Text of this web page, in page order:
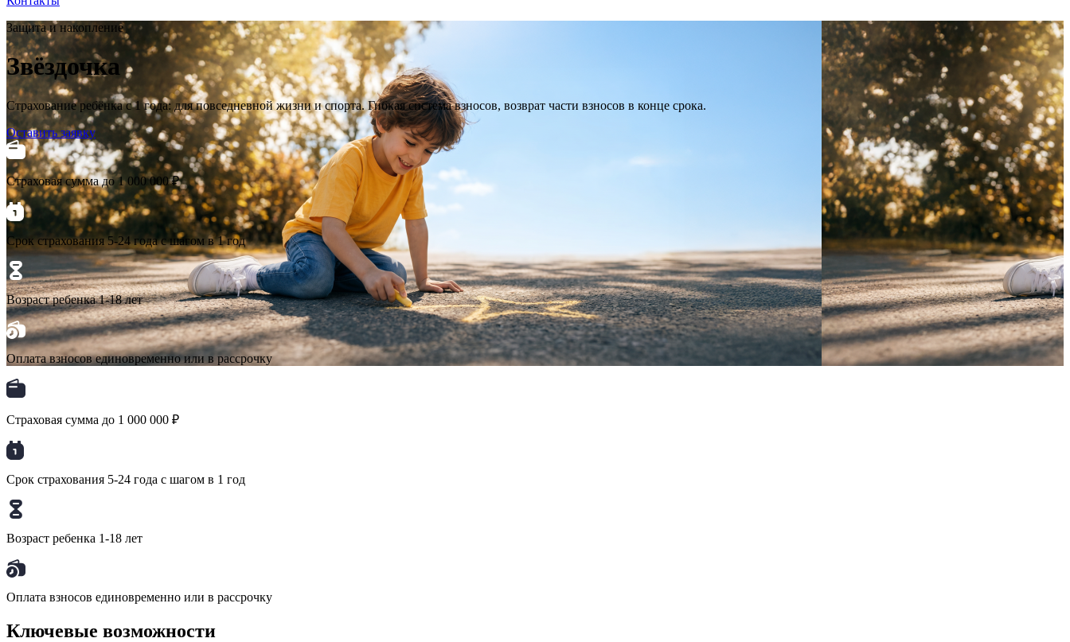
Защита и накопление
Звёздочка
Страхование ребёнка с 1 года: для повседневной жизни и спорта. Гибкая система взносов, возврат части взносов в конце срока.
Оставить заявку
Страховая сумма до 1 000 000 ₽
Срок страхования 5-24 года с шагом в 1 год
Возраст ребенка 1-18 лет
Оплата взносов единовременно или в рассрочку
Страховая сумма до 1 000 000 ₽
Срок страхования 5-24 года с шагом в 1 год
Возраст ребенка 1-18 лет
Оплата взносов единовременно или в рассрочку
Ключевые возможности